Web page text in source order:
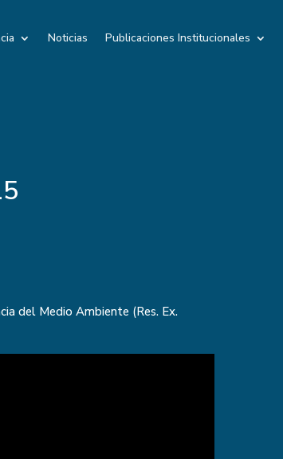
Noticias Publicaciones Institucionales
del Medio Ambiente (Res. Ex.